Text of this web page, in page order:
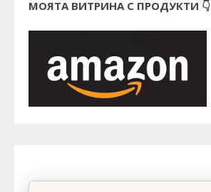
МОЯТА ВИТРИНА С ПРОДУКТИ 👇